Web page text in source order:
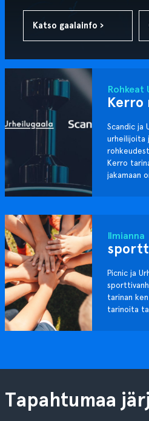
Katso gaalainfo ›
Rohkeat
Kerro
Scandic ja
urheilijoita
Kerro
jakamaan
Ilmianna
Picnic ja
tarinan
tarinoita
Tapahtumaa